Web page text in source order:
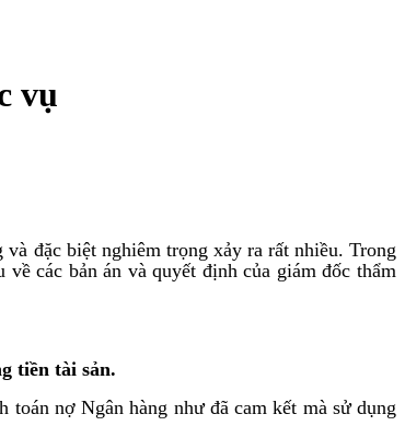
vụ
đặc biệt nghiêm trọng xảy ra rất nhiều. Trong
các bản án và quyết định của giám đốc thẩm
tiền tài sản.
nợ Ngân hàng như đã cam kết mà sử dụng